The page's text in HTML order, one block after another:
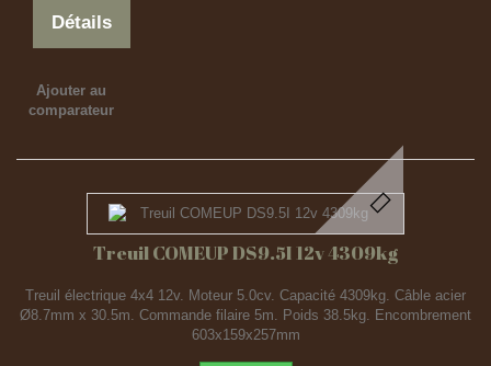
Détails
Ajouter au
comparateur
Treuil COMEUP DS9.5I 12v 4309kg
Treuil électrique 4x4 12v. Moteur 5.0cv. Capacité 4309kg. Câble acier
Ø8.7mm x 30.5m. Commande filaire 5m. Poids 38.5kg. Encombrement
603x159x257mm